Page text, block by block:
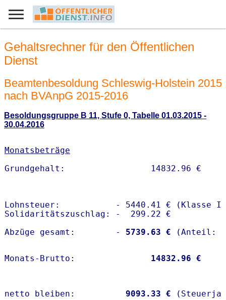
Gehaltsrechner für den Öffentlichen
Dienst
Beamtenbesoldung Schleswig-Holstein 2015
nach BVAnpG 2015-2016
Besoldungsgruppe B 11, Stufe 0, Tabelle 01.03.2015 -
30.04.2016
Monatsbeträge
Lohnsteuer:           - 5440.41 € (Klasse I)
Solidaritätszuschlag: -  299.22 €
Abzüge gesamt:        -
5739.63 €
Monats-Brutto: 14832.96 €
netto bleiben: 9093.33 €